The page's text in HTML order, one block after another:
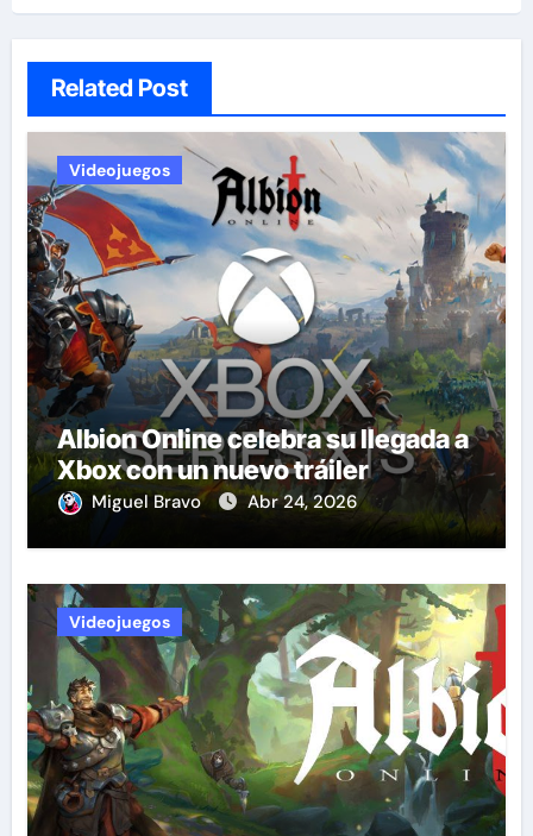
Related Post
Videojuegos
Albion Online celebra su llegada a
Xbox con un nuevo tráiler
Miguel Bravo Abr 24, 2026
Videojuegos